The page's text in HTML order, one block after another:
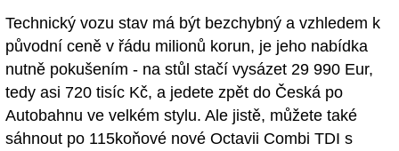
Technický vozu stav má být bezchybný a vzhledem k
původní ceně v řádu milionů korun, je jeho nabídka
nutně pokušením - na stůl stačí vysázet 29 990 Eur,
tedy asi 720 tisíc Kč, a jedete zpět do Česká po
Autobahnu ve velkém stylu. Ale jistě, můžete také
sáhnout po 115koňové nové Octavii Combi TDI s